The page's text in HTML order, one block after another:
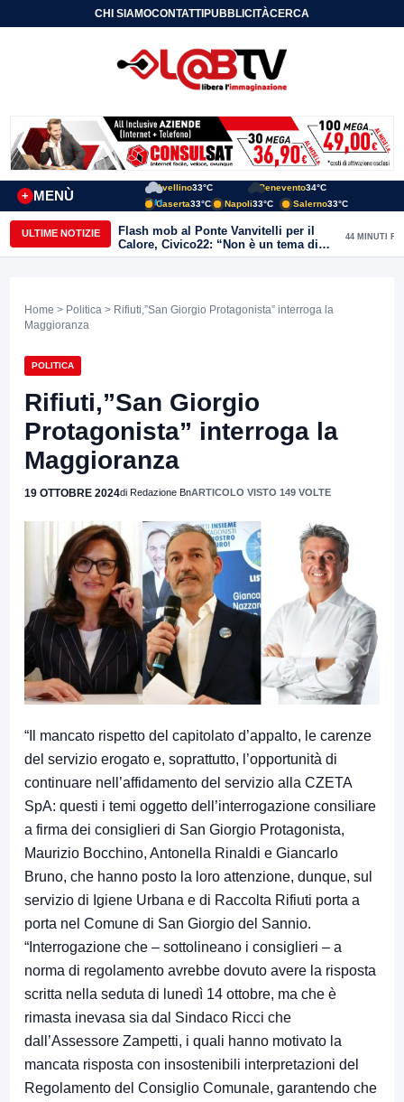
CHI SIAMOCONTATTIPUBBLICITÀCERCA
MENÙ
+
Avellino33°C Benevento34°C
Caserta33°C Napoli33°C Salerno33°C
ULTIME NOTIZIE
Flash mob al Ponte Vanvitelli per il
Calore, Civico22: “Non è un tema di
quartiere, riguarda tutta Benevento”
44 MINUTI FA
Home > Politica > Rifiuti,”San Giorgio Protagonista” interroga la
Maggioranza
POLITICA
Rifiuti,”San Giorgio
Protagonista” interroga la
Maggioranza
19 OTTOBRE 2024di Redazione BnARTICOLO VISTO 149 VOLTE
“Il mancato rispetto del capitolato d’appalto, le carenze
del servizio erogato e, soprattutto, l’opportunità di
continuare nell’affidamento del servizio alla CZETA
SpA: questi i temi oggetto dell’interrogazione consiliare
a firma dei consiglieri di San Giorgio Protagonista,
Maurizio Bocchino, Antonella Rinaldi e Giancarlo
Bruno, che hanno posto la loro attenzione, dunque, sul
servizio di Igiene Urbana e di Raccolta Rifiuti porta a
porta nel Comune di San Giorgio del Sannio.
“Interrogazione che – sottolineano i consiglieri – a
norma di regolamento avrebbe dovuto avere la risposta
scritta nella seduta di lunedì 14 ottobre, ma che è
rimasta inevasa sia dal Sindaco Ricci che
dall’Assessore Zampetti, i quali hanno motivato la
mancata risposta con insostenibili interpretazioni del
Regolamento del Consiglio Comunale, garantendo che